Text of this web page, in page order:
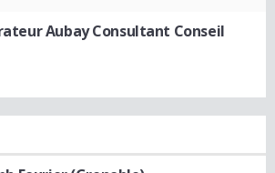
Aubay Consultant Conseil